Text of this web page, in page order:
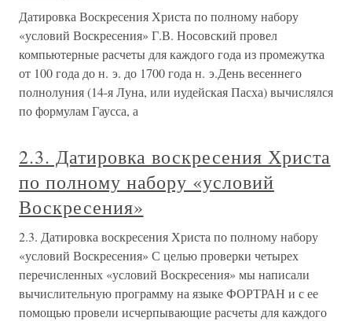
Датировка Воскресения Христа по полному набору
«условий Воскресения» Г.В. Носовский провел
компьютерные расчеты для каждого года из промежутка
от 100 года до н. э. до 1700 года н. э.День весеннего
полнолуния (14-я Луна, или иудейская Пасха) вычислялся
по формулам Гаусса, а
2.3. Датировка воскресения Христа
по полному набору «условий
Воскресения»
2.3. Датировка воскресения Христа по полному набору
«условий Воскресения» С целью проверки четырех
перечисленных «условий Воскресения» мы написали
вычислительную программу на языке ФОРТРАН и с ее
помощью провели исчерпывающие расчеты для каждого